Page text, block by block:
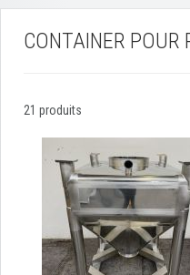
CONTAINER POUR
21 produits